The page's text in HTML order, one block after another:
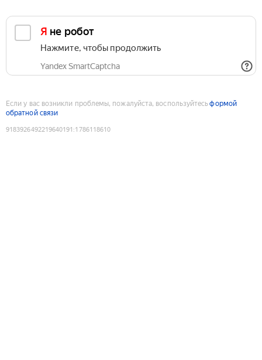
Я не робот
Нажмите, чтобы продолжить
Yandex SmartCaptcha
Если у вас возникли проблемы, пожалуйста, воспользуйтесьформой
обратной связи
9183926492219640191 :1786118610